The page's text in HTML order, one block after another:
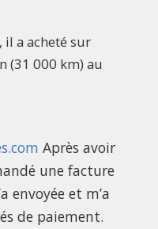
il a acheté sur
(31 000 km) au
Après avoir
une facture
envoyée et m’a
de paiement.